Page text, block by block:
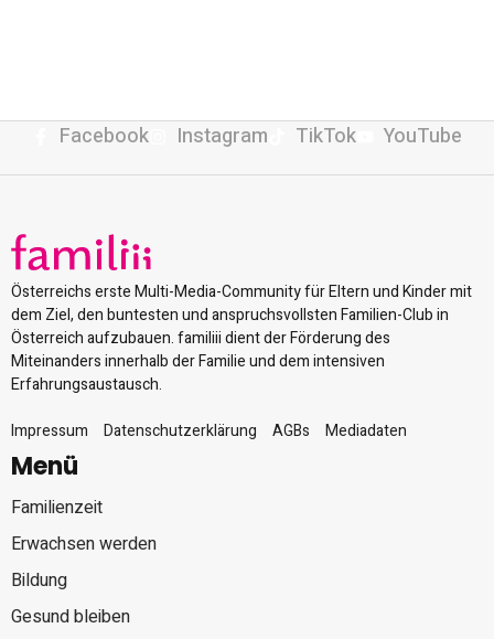
Facebook Instagram TikTok YouTube
Österreichs erste Multi-Media-Community für Eltern und Kinder mit
dem Ziel, den buntesten und anspruchsvollsten Familien-Club in
Österreich aufzubauen. familiii dient der Förderung des
Miteinanders innerhalb der Familie und dem intensiven
Erfahrungsaustausch.
Impressum
Datenschutzerklärung AGBs Mediadaten
Menü
Familienzeit
Erwachsen werden
Bildung
Gesund bleiben